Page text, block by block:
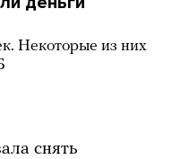
Некоторые из них
снять